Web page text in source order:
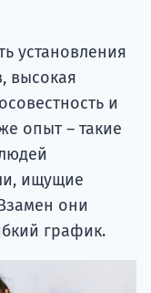
установления
высокая
и
опыт – такие
ищущие
они
график.